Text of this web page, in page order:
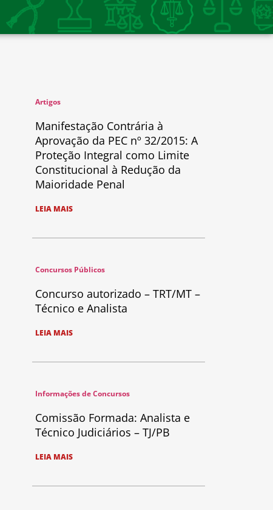
Artigos
Manifestação Contrária à
Aprovação da PEC nº 32/2015: A
Proteção Integral como Limite
Constitucional à Redução da
Maioridade Penal
LEIA MAIS
Concursos Públicos
Concurso autorizado – TRT/MT –
Técnico e Analista
LEIA MAIS
Informações de Concursos
Comissão Formada: Analista e
Técnico Judiciários – TJ/PB
LEIA MAIS